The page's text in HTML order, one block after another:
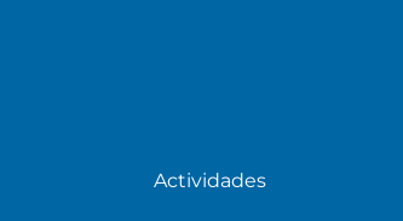
Actividades